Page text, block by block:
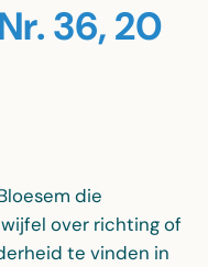
36, 20
die
over richting of
te vinden in